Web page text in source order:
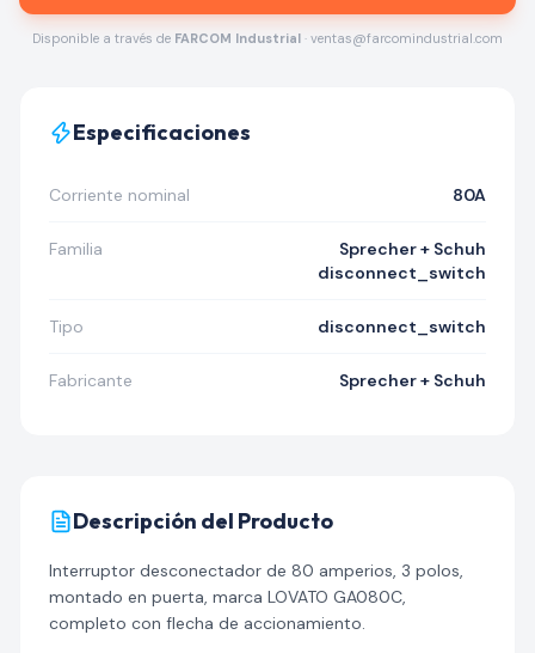
Disponible a través de FARCOM Industrial · ventas@farcomindustrial.com
Especificaciones
Corriente nominal 80A
Familia
Sprecher + Schuh
disconnect_switch
Tipo disconnect_switch
Fabricante Sprecher + Schuh
Descripción del Producto
Interruptor desconectador de 80 amperios, 3 polos,
montado en puerta, marca LOVATO GA080C,
completo con flecha de accionamiento.